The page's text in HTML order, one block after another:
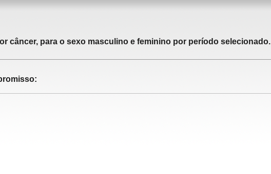
câncer, para o sexo masculino e feminino por período selecionado.